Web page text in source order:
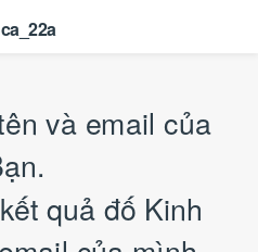
và email của
quả đố Kinh